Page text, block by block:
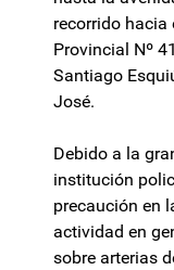
recorrido hacia
Provincial Nº
Santiago
José.
Debido a la
institución
precaución en
actividad en
sobre arterias